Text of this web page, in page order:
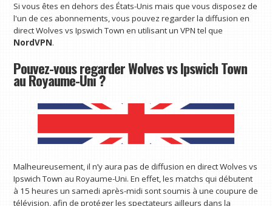
Si vous êtes en dehors des États-Unis mais que vous disposez de
l'un de ces abonnements, vous pouvez regarder la diffusion en
direct Wolves vs Ipswich Town en utilisant un VPN tel que
NordVPN.
Pouvez-vous regarder Wolves vs Ipswich Town
au Royaume-Uni ?
Malheureusement, il n’y aura pas de diffusion en direct Wolves vs
Ipswich Town au Royaume-Uni. En effet, les matchs qui débutent
à 15 heures un samedi après-midi sont soumis à une coupure de
télévision, afin de protéger les spectateurs ailleurs dans la